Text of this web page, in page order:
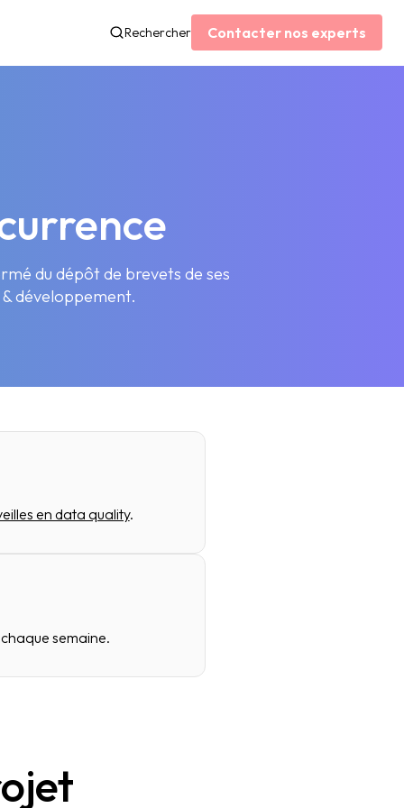
Rechercher Contacter nos experts
du dépôt de brevets de ses
développement.
en data quality.
semaine.